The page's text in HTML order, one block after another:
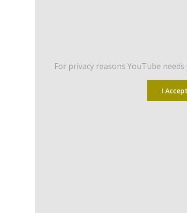
For privacy reasons YouTube
I Accept